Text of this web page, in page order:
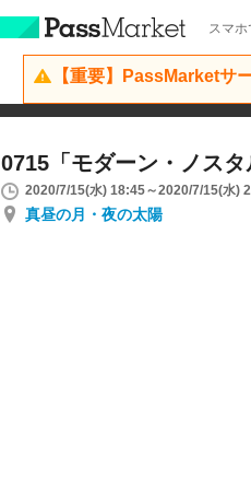
スマ
【重要】PassMarketサ
0715「モダーン・ノスタ
2020/7/15(水) 18:45～2020/7/15(水)
真昼の月・夜の太陽